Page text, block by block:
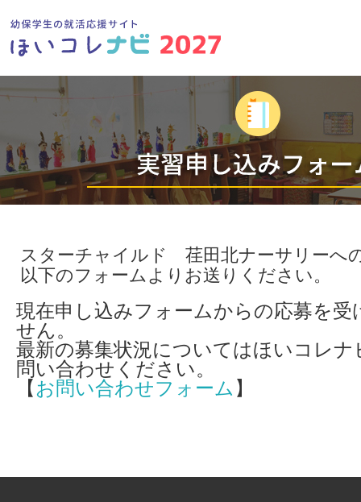
スターチャイルド 荏田北ナーサリーへ
以下のフォームよりお送りください。
現在申し込みフォームからの応募を受
せん。
最新の募集状況についてはほいコレナ
問い合わせください。
【お問い合わせフォーム 】